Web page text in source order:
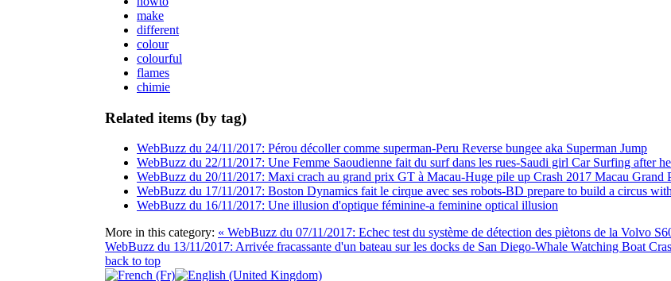
make
different
colour
colourful
flames
chimie
Related items (by tag)
WebBuzz du 24/11/2017: Pérou décoller comme superman-Peru Reverse bungee aka Superman Jump
WebBuzz du 22/11/2017: Une Femme Saoudienne fait du surf dans les rues-Saudi girl Car Surfing after
WebBuzz du 20/11/2017: Maxi crach au grand prix GT à Macau-Huge pile up Crash 2017 Macau
WebBuzz du 17/11/2017: Boston Dynamics fait le cirque avec ses robots-BD prepare to build a circus
WebBuzz du 16/11/2017: Une illusion d'optique féminine-a feminine optical illusion
More in this category: « WebBuzz du 07/11/2017: Echec test du système de détection des piètons de la Volvo
WebBuzz du 13/11/2017: Arrivée fracassante d'un bateau sur les docks de San Diego-Whale Watching Boat
back to top